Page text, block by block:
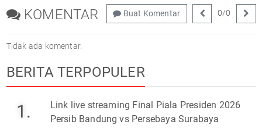
KOMENTAR Buat Komentar 0/0
Tidak ada komentar.
BERITA TERPOPULER
1.
Link live streaming Final Piala Presiden 2026
Persib Bandung vs Persebaya Surabaya